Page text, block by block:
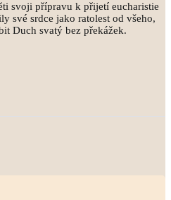
svoji přípravu k přijetí eucharistie
své srdce jako ratolest od všeho,
Duch svatý bez překážek.